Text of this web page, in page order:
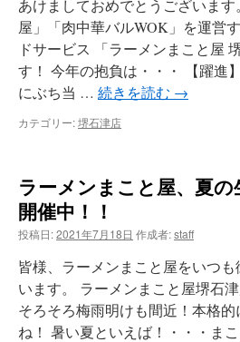
あけましておめでとうございま
屋」「肉中華バルWOK」を運営
ドサービス 「ラーメンまこと屋
す！ 今年の抱負は・・・ 【躍進
にぶち当 … 続きを読む →
カテゴリー:堺石津店
ラーメンまこと屋、夏
開催中！！
投稿日:2021年7月18日 作成者:staff
皆様、ラーメンまこと屋をいつ
います。 ラーメンまこと屋堺石
そろそろ梅雨明けも間近！本格
ね！ 暑い夏といえば！・・・まこ